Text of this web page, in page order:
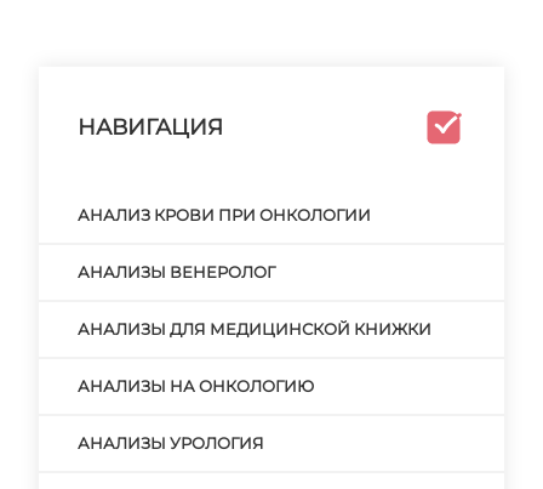
НАВИГАЦИЯ
АНАЛИЗ КРОВИ ПРИ ОНКОЛОГИИ
АНАЛИЗЫ ВЕНЕРОЛОГ
АНАЛИЗЫ ДЛЯ МЕДИЦИНСКОЙ КНИЖКИ
АНАЛИЗЫ НА ОНКОЛОГИЮ
АНАЛИЗЫ УРОЛОГИЯ